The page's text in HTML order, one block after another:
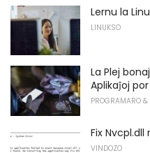
Lernu la
LINUKSO
La Plej
Aplikaĵoj
PROGRAMARO
Fix
VINDOZO